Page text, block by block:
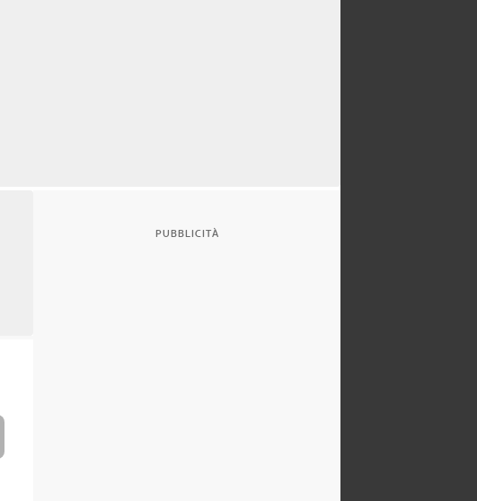
PUBBLICITÀ